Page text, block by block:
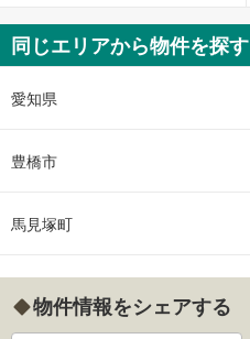
同じエリアから物件を探す
愛知県
豊橋市
馬見塚町
物件情報をシェアする